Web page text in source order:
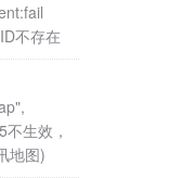
不存在
生效，
地图)